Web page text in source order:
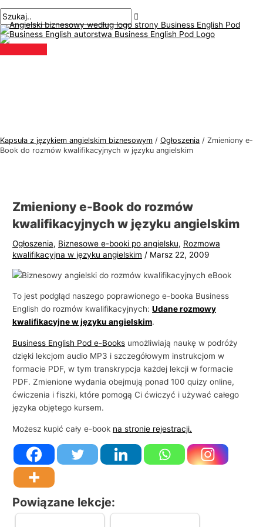
do
treści
główne
Kapsuła z językiem angielskim biznesowym / Ogłoszenia / Zmieniony e-
Book do rozmów kwalifikacyjnych w języku angielskim
Zmieniony e-Book do rozmów
kwalifikacyjnych w języku angielskim
Ogłoszenia, Biznesowe e-booki po angielsku, Rozmowa
kwalifikacyjna w języku angielskim / Marsz 22, 2009
To jest podgląd naszego poprawionego e-booka Business
English do rozmów kwalifikacyjnych:Udane rozmowy
kwalifikacyjne w języku angielskim.
Business English Pod e-Books umożliwiają naukę w podróży
dzięki lekcjom audio MP3 i szczegółowym instrukcjom w
formacie PDF, w tym transkrypcja każdej lekcji w formacie
PDF. Zmienione wydania obejmują ponad 100 quizy online,
ćwiczenia i fiszki, które pomogą Ci ćwiczyć i używać całego
języka objętego kursem.
Możesz kupić cały e-book na stronie rejestracji.
Powiązane lekcje:
po
wpisach
tutaj..
mail*
T
e
m
a
ę
a
a
n
g
i
e
l
s
k
i
e
o
i
z
n
e
s
S
z
u
k